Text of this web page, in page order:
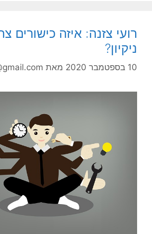
רועי צזנה: איזה כישורים
ניקיון?
10 בספטמבר 2020 מאת